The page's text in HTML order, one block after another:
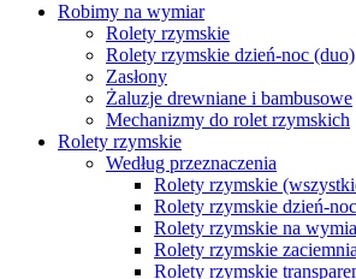
Robimy na wymiar
Rolety rzymskie
Rolety rzymskie dzień-noc (duo)
Zasłony
Żaluzje drewniane i bambusowe
Mechanizmy do rolet rzymskich
Rolety rzymskie
Według przeznaczenia
Rolety rzymskie
Rolety rzymskie dzień-
Rolety rzymskie na
Rolety rzymskie
Rolety rzymskie